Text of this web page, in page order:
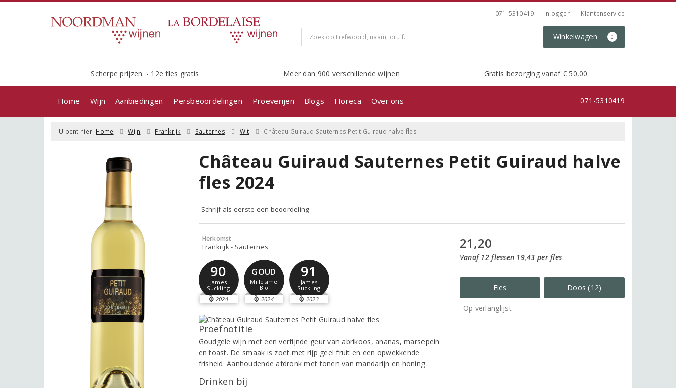
071-5310419 Inloggen Klantenservice
Winkelwagen 0
Scherpe prijzen. - 12e fles gratis Meer dan 900 verschillende wijnen Gratis bezorging vanaf € 50,00
Home Wijn Aanbiedingen Persbeoordelingen Proeverijen Blogs Horeca Over ons 071-5310419
U bent hier: Home Wijn Frankrijk Sauternes Wit Château Guiraud Sauternes Petit Guiraud halve fles
Château Guiraud Sauternes Petit Guiraud halve
fles 2024
Schrijf als eerste een beoordeling
Herkomst
Frankrijk - Sauternes
90
James
Suckling
2024
GOUD
Millésime
Bio
2024
91
James
Suckling
2023
Proefnotitie
Goudgele wijn met een verfijnde geur van abrikoos, ananas, marsepein
en toast. De smaak is zoet met rijp geel fruit en een opwekkende
frisheid. Aanhoudende afdronk met tonen van mandarijn en honing.
Drinken bij
21,20
Vanaf 12 flessen 19,43 per fles
Fles Doos (12)
Op verlanglijst